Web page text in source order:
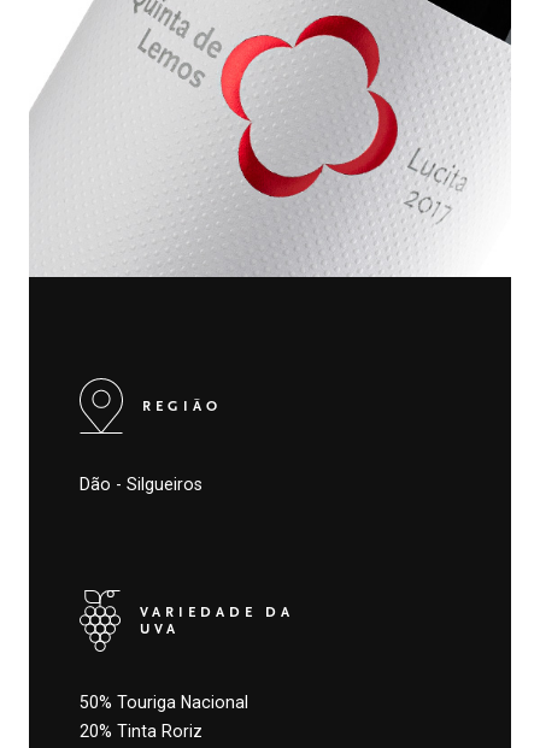
REGIÃO
Dão - Silgueiros
VARIEDADE DA
UVA
50% Touriga Nacional
20% Tinta Roriz